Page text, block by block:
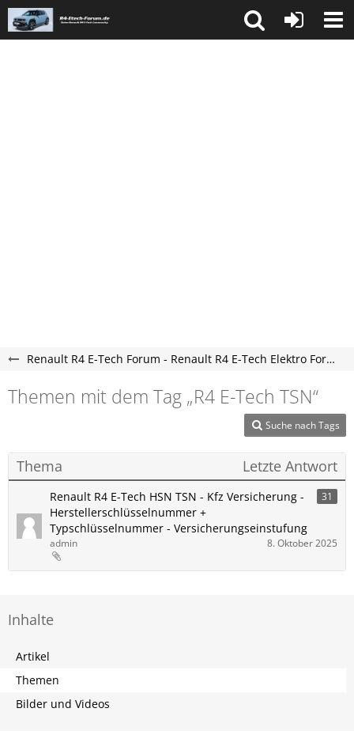
Renault R4 E-Tech Forum - Renault R4 E-Tech Elektro Forum
Themen mit dem Tag „R4 E-Tech​​​​ TSN“
Suche nach Tags
Thema Letzte Antwort
Renault R4 E-Tech HSN TSN - Kfz Versicherung -
Herstellerschlüsselnummer +
Typschlüsselnummer - Versicherungseinstufung
31
admin 8. Oktober 2025
Inhalte
Artikel
Themen
Bilder und Videos